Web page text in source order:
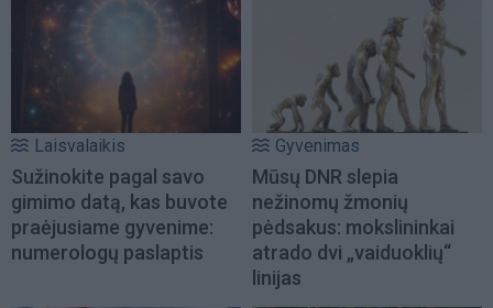
Laisvalaikis
Sužinokite pagal savo
gimimo datą, kas buvote
praėjusiame gyvenime:
numerologų paslaptis
Gyvenimas
Mūsų DNR slepia
nežinomų žmonių
pėdsakus: mokslininkai
atrado dvi „vaiduoklių“
linijas